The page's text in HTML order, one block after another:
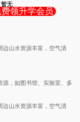
领升学会员
暂无
边山水资源丰富，空气清
，如图书馆、实验室、多
边山水资源丰富，空气清